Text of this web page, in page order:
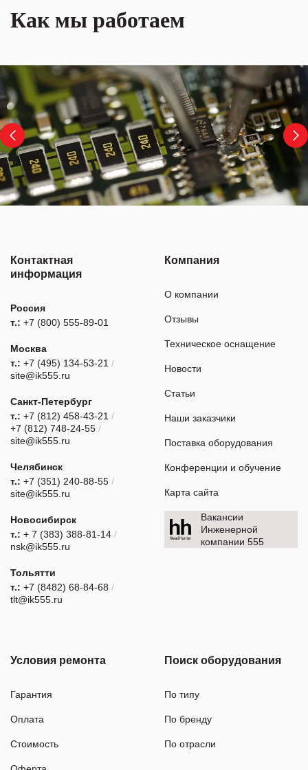
Как мы работаем
Контактная
информация
Россия
т.: +7 (800) 555-89-01
Москва
т.: +7 (495) 134-53-21 /
site@ik555.ru
Санкт-Петербург
т.: +7 (812) 458-43-21 /
+7 (812) 748-24-55 /
site@ik555.ru
Челябинск
т.: +7 (351) 240-88-55 /
site@ik555.ru
Новосибирск
т.: + 7 (383) 388-81-14 /
nsk@ik555.ru
Тольятти
т.: +7 (8482) 68-84-68 /
tlt@ik555.ru
Компания
О компании
Отзывы
Техническое оснащение
Новости
Статьи
Наши заказчики
Поставка оборудования
Конференции и обучение
Карта сайта
Вакансии
Инженерной
компании 555
Условия ремонта
Гарантия
Оплата
Стоимость
Поиск оборудования
По типу
По бренду
По отрасли